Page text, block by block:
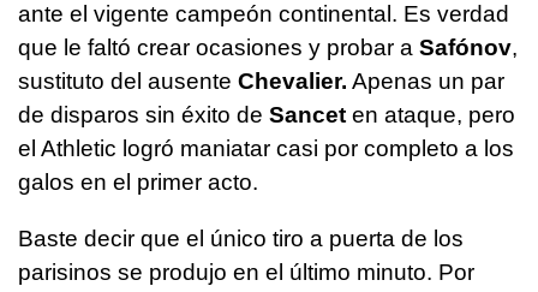
ante el vigente campeón continental. Es verdad
que le faltó crear ocasiones y probar a Safónov,
sustituto del ausente Chevalier. Apenas un par
de disparos sin éxito de Sancet en ataque, pero
el Athletic logró maniatar casi por completo a los
galos en el primer acto.
Baste decir que el único tiro a puerta de los
parisinos se produjo en el último minuto. Por